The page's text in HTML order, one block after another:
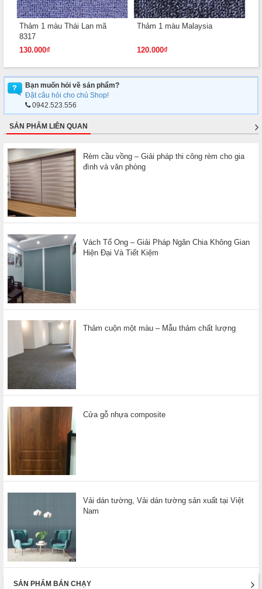
Thảm 1 màu Thái Lan mã
8317
130.000₫
Thảm 1 màu Malaysia
120.000₫
Bạn muốn hỏi về sản phẩm?
Đặt câu hỏi cho chủ Shop!
0942.523.556
SẢN PHẨM LIÊN QUAN
Rèm cầu vồng – Giải pháp thi công rèm cho gia
đình và văn phòng
Vách Tổ Ong – Giải Pháp Ngăn Chia Không Gian
Hiện Đại Và Tiết Kiệm
Thảm cuộn một màu – Mẫu thảm chất lượng
Cửa gỗ nhựa composite
Vải dán tường, Vải dán tường sản xuất tại Việt
Nam
SẢN PHẨM BÁN CHẠY